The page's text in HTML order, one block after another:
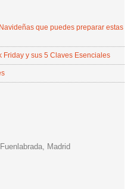
que puedes preparar estas
Friday y sus 5 Claves Esenciales
Madrid